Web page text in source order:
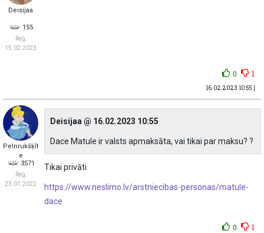
Deisijaa
155
Reģ:
15.02.2023
0 1
16.02.2023 10:55 |
Pelnrukšķīt
e
3571
Reģ:
23.01.2022
Deisijaa @ 16.02.2023 10:55
Dace Matule ir valsts apmaksāta, vai tikai par maksu? ?
Tikai privāti
https://www.neslimo.lv/arstniecibas-personas/matule-
dace
0 1